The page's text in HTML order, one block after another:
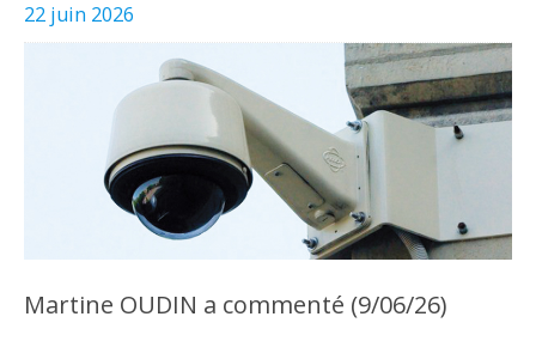
22 juin 2026
Martine OUDIN a commenté (9/06/26)